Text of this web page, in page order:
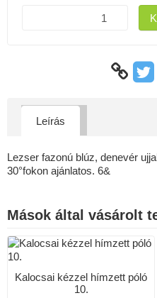
Leírás
Lezser fazonú blúz, denevér
30°fokon ajánlatos. 6&
Mások által vásárolt
Kalocsai kézzel hímzett póló
10.